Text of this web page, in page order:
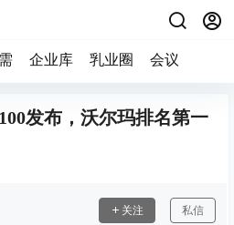
企业库 乳业圈 会议
发布，沃尔玛排名第一
关注 私信